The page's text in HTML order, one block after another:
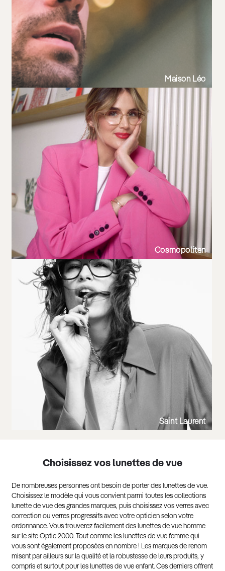
Maison Léo
Cosmopolitan
Saint Laurent
Choisissez vos lunettes de vue
De nombreuses personnes ont besoin de porter des lunettes de vue.
Choisissez le modèle qui vous convient parmi toutes les collections
lunette de vue des grandes marques, puis choisissez vos verres avec
correction ou verres progressifs avec votre opticien selon votre
ordonnance. Vous trouverez facilement des lunettes de vue homme
sur le site Optic 2000. Tout comme les lunettes de vue femme qui
vous sont également proposées en nombre ! Les marques de renom
misent par ailleurs sur la qualité et la robustesse de leurs produits, y
compris et surtout pour les lunettes de vue enfant. Ces derniers offrent